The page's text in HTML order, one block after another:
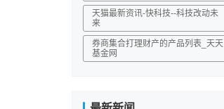
天猫最新资讯-快科技--科技改动未
来
券商集合打理财产的产品列表_天天
基金网